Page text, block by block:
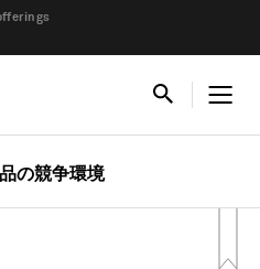
の競争環境